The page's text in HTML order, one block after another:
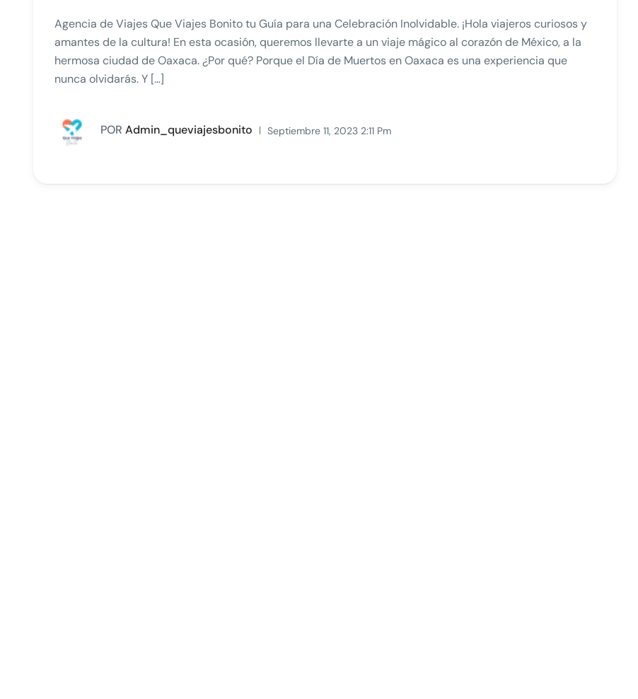
Agencia de Viajes Que Viajes Bonito tu Guía para una Celebración Inolvidable. ¡Hola viajeros curiosos y
amantes de la cultura! En esta ocasión, queremos llevarte a un viaje mágico al corazón de México, a la
hermosa ciudad de Oaxaca. ¿Por qué? Porque el Día de Muertos en Oaxaca es una experiencia que
nunca olvidarás. Y […]
POR Admin_queviajesbonito Septiembre 11, 2023 2:11 Pm